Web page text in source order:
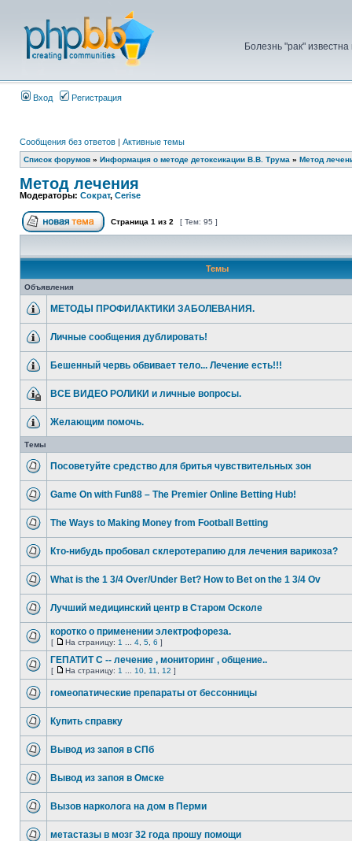
Болезнь "рак"
Вход Регистрация
Сообщения без ответов | Активные темы
Список форумов » Информация о методе детоксикации В.В. Трума » Метод
Метод лечения
Модераторы: Сократ, Cerise
Страница 1 из 2 [ Тем: 95 ]
Темы
Объявления
МЕТОДЫ ПРОФИЛАКТИКИ ЗАБОЛЕВАНИЯ.
Личные сообщения дублировать!
Бешенный червь обвивает тело... Лечение есть!!!
ВСЕ ВИДЕО РОЛИКИ и личные вопросы.
Желающим помочь.
Темы
Посоветуйте средство для бритья чувствительных зон
Game On with Fun88 – The Premier Online Betting Hub!
The Ways to Making Money from Football Betting
Кто-нибудь пробовал склеротерапию для лечения варикоза?
What is the 1 3/4 Over/Under Bet? How to Bet on the 1 3/4 Ov
Лучший медицинский центр в Старом Осколе
коротко о применении электрофореза.
[ На страницу: 1 4 5 6 ]
ГЕПАТИТ С -- лечение , мониторинг , общение..
[ На страницу: 1 10 11 12 ]
гомеопатические препараты от бессонницы
Купить справку
Вывод из запоя в СПб
Вывод из запоя в Омске
Вызов нарколога на дом в Перми
метастазы в мозг 32 года прошу помощи